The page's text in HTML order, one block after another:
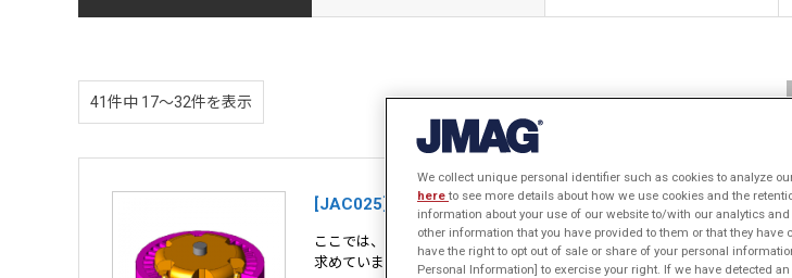
41件中 17〜32件を表示
[JAC025] クローポール型オルタネータの発電量解析
ここでは、ロータコアの渦電流を考慮した1500(rpm)時におけるクローポ
求めています。
We collect unique personal identifier such as cookies to analyze
hereto see more details about how we use cookies and the
information about your use of our website to/with our analytics
other information that you have provided to them or that they
have the right to opt out of sale or share of your personal
Personal Information] to exercise your right. If we have detected